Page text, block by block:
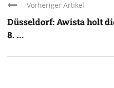
Vorheriger Artikel
Düsseldorf: Awista holt
8. ...